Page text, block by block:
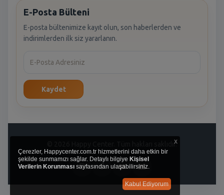
E-Posta Bülteni
E-posta bültenimize kayıt olun, son haberlerden ve
indirimlerden ilk siz yararlanın.
Kaydet
© 2026 Happy Center. Tüm hakları saklıdır.
x
Çerezler, Happycenter.com.tr hizmetlerini daha etkin bir
şekilde sunmamızı sağlar. Detaylı bilgiye Kişisel
Verilerin Korunması sayfasından ulaşabilirsiniz.
Kabul Ediyorum